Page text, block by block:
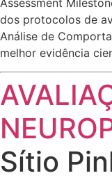
Assessment
dos protocolos de
Análise de
melhor evidência
Sítio